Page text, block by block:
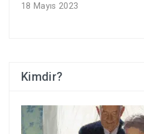
18 Mayıs 2023
Kimdir?